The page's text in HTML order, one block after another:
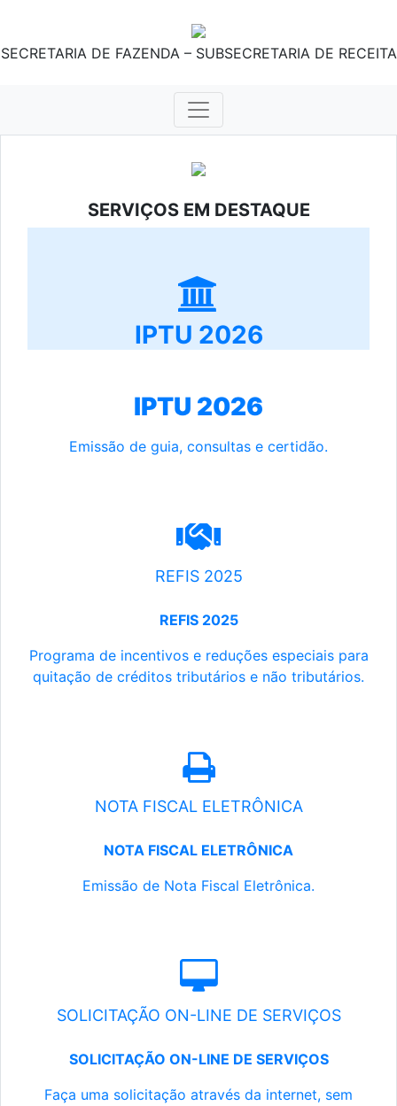
SECRETARIA DE FAZENDA – SUBSECRETARIA DE RECEITA
SERVIÇOS EM DESTAQUE
IPTU 2026
IPTU 2026
Emissão de guia, consultas e certidão.
REFIS 2025
REFIS 2025
Programa de incentivos e reduções especiais para
quitação de créditos tributários e não tributários.
NOTA FISCAL ELETRÔNICA
NOTA FISCAL ELETRÔNICA
Emissão de Nota Fiscal Eletrônica.
SOLICITAÇÃO ON-LINE DE SERVIÇOS
SOLICITAÇÃO ON-LINE DE SERVIÇOS
Faça uma solicitação através da internet, sem